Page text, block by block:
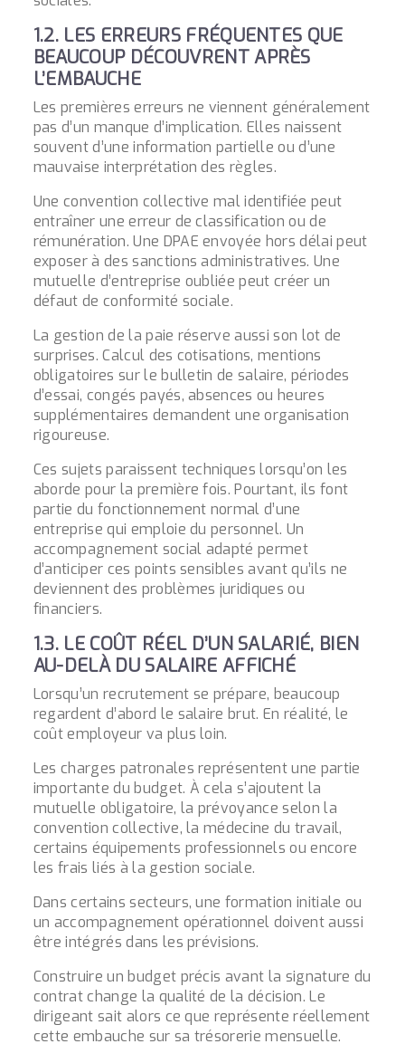
1.2. LES ERREURS FRÉQUENTES QUE
BEAUCOUP DÉCOUVRENT APRÈS
L’EMBAUCHE
Les premières erreurs ne viennent généralement
pas d’un manque d’implication. Elles naissent
souvent d’une information partielle ou d’une
mauvaise interprétation des règles.
Une convention collective mal identifiée peut
entraîner une erreur de classification ou de
rémunération. Une DPAE envoyée hors délai peut
exposer à des sanctions administratives. Une
mutuelle d’entreprise oubliée peut créer un
défaut de conformité sociale.
La gestion de la paie réserve aussi son lot de
surprises. Calcul des cotisations, mentions
obligatoires sur le bulletin de salaire, périodes
d’essai, congés payés, absences ou heures
supplémentaires demandent une organisation
rigoureuse.
Ces sujets paraissent techniques lorsqu’on les
aborde pour la première fois. Pourtant, ils font
partie du fonctionnement normal d’une
entreprise qui emploie du personnel. Un
accompagnement social adapté permet
d’anticiper ces points sensibles avant qu’ils ne
deviennent des problèmes juridiques ou
financiers.
1.3. LE COÛT RÉEL D’UN SALARIÉ, BIEN
AU-DELÀ DU SALAIRE AFFICHÉ
Lorsqu’un recrutement se prépare, beaucoup
regardent d’abord le salaire brut. En réalité, le
coût employeur va plus loin.
Les charges patronales représentent une partie
importante du budget. À cela s’ajoutent la
mutuelle obligatoire, la prévoyance selon la
convention collective, la médecine du travail,
certains équipements professionnels ou encore
les frais liés à la gestion sociale.
Dans certains secteurs, une formation initiale ou
un accompagnement opérationnel doivent aussi
être intégrés dans les prévisions.
Construire un budget précis avant la signature du
contrat change la qualité de la décision. Le
dirigeant sait alors ce que représente réellement
cette embauche sur sa trésorerie mensuelle.